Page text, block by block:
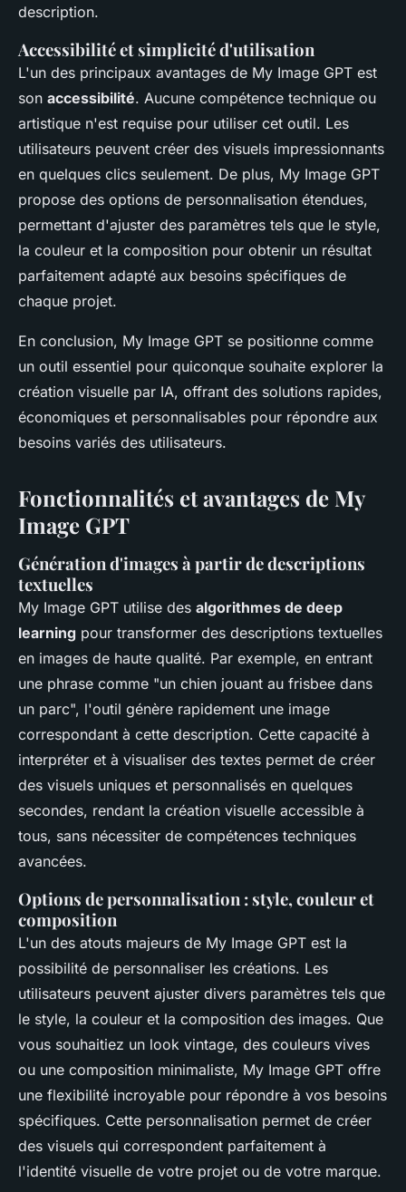
description.
Accessibilité et simplicité d'utilisation
L'un des principaux avantages de My Image GPT est
son accessibilité. Aucune compétence technique ou
artistique n'est requise pour utiliser cet outil. Les
utilisateurs peuvent créer des visuels impressionnants
en quelques clics seulement. De plus, My Image GPT
propose des options de personnalisation étendues,
permettant d'ajuster des paramètres tels que le style,
la couleur et la composition pour obtenir un résultat
parfaitement adapté aux besoins spécifiques de
chaque projet.
En conclusion, My Image GPT se positionne comme
un outil essentiel pour quiconque souhaite explorer la
création visuelle par IA, offrant des solutions rapides,
économiques et personnalisables pour répondre aux
besoins variés des utilisateurs.
Fonctionnalités et avantages de My
Image GPT
Génération d'images à partir de descriptions
textuelles
My Image GPT utilise des algorithmes de deep
learning pour transformer des descriptions textuelles
en images de haute qualité. Par exemple, en entrant
une phrase comme "un chien jouant au frisbee dans
un parc", l'outil génère rapidement une image
correspondant à cette description. Cette capacité à
interpréter et à visualiser des textes permet de créer
des visuels uniques et personnalisés en quelques
secondes, rendant la création visuelle accessible à
tous, sans nécessiter de compétences techniques
avancées.
Options de personnalisation : style, couleur et
composition
L'un des atouts majeurs de My Image GPT est la
possibilité de personnaliser les créations. Les
utilisateurs peuvent ajuster divers paramètres tels que
le style, la couleur et la composition des images. Que
vous souhaitiez un look vintage, des couleurs vives
ou une composition minimaliste, My Image GPT offre
une flexibilité incroyable pour répondre à vos besoins
spécifiques. Cette personnalisation permet de créer
des visuels qui correspondent parfaitement à
l'identité visuelle de votre projet ou de votre marque.